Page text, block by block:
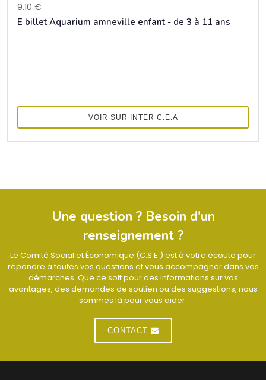
9.10 €
E billet Aquarium amneville enfant - de 3 à 11 ans
VOIR SUR INTER C.E.A
Une question ? Besoin d'un
renseignement ?
Le Comité Social et Économique (C.S.E.) est à votre écoute pour
répondre à toutes vos questions et vous accompagner dans vos
démarches. Que ce soit pour des informations sur vos
avantages, des demandes de soutien ou des suggestions, nous
sommes là pour vous aider.
CONTACT